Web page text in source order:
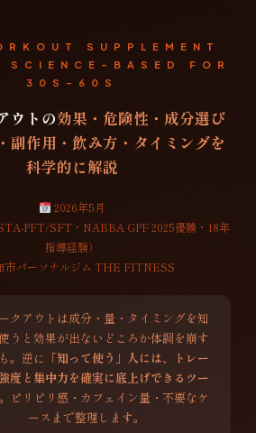
SUPPLEMENT
SCIENCE-BASED FOR
30S–60S
ウトの効果・危険性・成分選び
副作用・飲み方・タイミングを
科学的に解説
2026年5月
PFT/SFT・NABBA GPF 2025優勝・18年
指導経験）
市パーソナルジム THE FITNESS
クアウトは成分・量・タイミングを知
うと効果が出ないどころか体調を崩す
。逆に 「知って使う」人には、トレー
度と集中力を確実に底上げできるツー
ピリピリ感・カフェイン量・不要なケ
ースまで整理します。